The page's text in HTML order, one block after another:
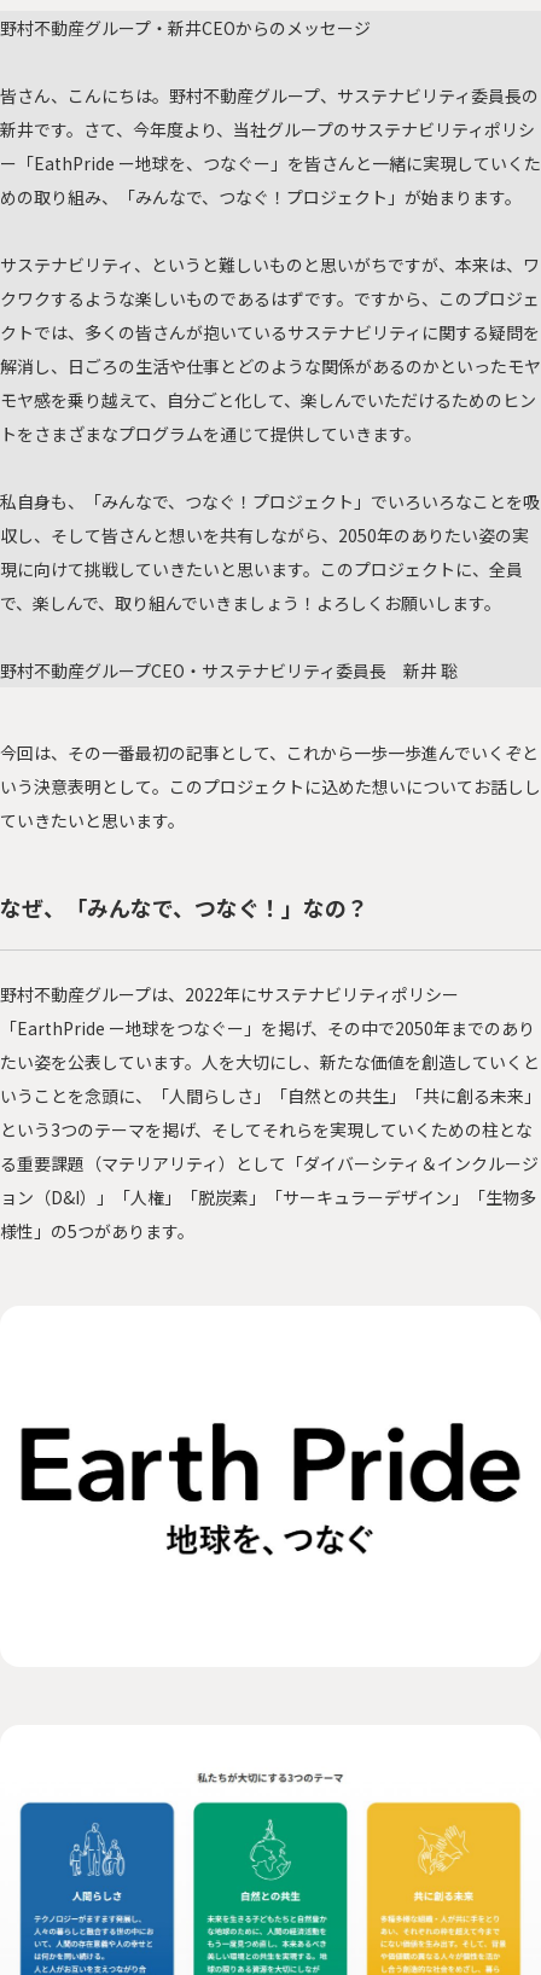
野村不動産グループ・新井CEOからのメッセージ
皆さん、こんにちは。野村不動産グループ、サステナビリティ委員長の
新井です。さて、今年度より、当社グループのサステナビリティポリシ
ー「EathPride ー地球を、つなぐー」を皆さんと一緒に実現していくた
めの取り組み、「みんなで、つなぐ！プロジェクト」が始まります。
サステナビリティ、というと難しいものと思いがちですが、本来は、ワ
クワクするような楽しいものであるはずです。ですから、このプロジェ
クトでは、多くの皆さんが抱いているサステナビリティに関する疑問を
解消し、日ごろの生活や仕事とどのような関係があるのかといったモヤ
モヤ感を乗り越えて、自分ごと化して、楽しんでいただけるためのヒン
トをさまざまなプログラムを通じて提供していきます。
私自身も、「みんなで、つなぐ！プロジェクト」でいろいろなことを吸
収し、そして皆さんと想いを共有しながら、2050年のありたい姿の実
現に向けて挑戦していきたいと思います。このプロジェクトに、全員
で、楽しんで、取り組んでいきましょう！よろしくお願いします。
野村不動産グループCEO・サステナビリティ委員長 新井 聡
今回は、その一番最初の記事として、これから一歩一歩進んでいくぞと
いう決意表明として。このプロジェクトに込めた想いについてお話しし
ていきたいと思います。
なぜ、「みんなで、つなぐ！」なの？
野村不動産グループは、2022年にサステナビリティポリシー
「EarthPride ー地球をつなぐー」を掲げ、その中で2050年までのあり
たい姿を公表しています。人を大切にし、新たな価値を創造していくと
いうことを念頭に、「人間らしさ」「自然との共生」「共に創る未来」
という3つのテーマを掲げ、そしてそれらを実現していくための柱とな
る重要課題（マテリアリティ）として「ダイバーシティ＆インクルージ
ョン（D&I）」「人権」「脱炭素」「サーキュラーデザイン」「生物多
様性」の5つがあります。